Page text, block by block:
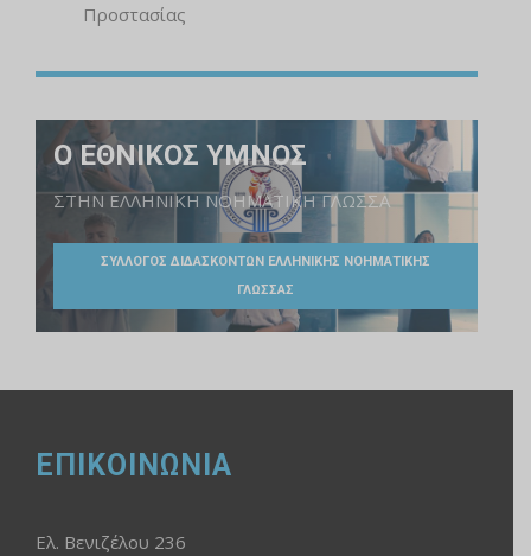
Προστασίας
Ο ΕΘΝΙΚΟΣ ΥΜΝΟΣ
ΣΤΗΝ ΕΛΛΗΝΙΚΗ ΝΟΗΜΑΤΙΚΗ ΓΛΩΣΣΑ
ΣΥΛΛΟΓΟΣ ΔΙΔΑΣΚΟΝΤΩΝ ΕΛΛΗΝΙΚΗΣ ΝΟΗΜΑΤΙΚΗΣ
ΓΛΩΣΣΑΣ
ΕΠΙΚΟΙΝΩΝΙΑ
Ελ. Βενιζέλου 236